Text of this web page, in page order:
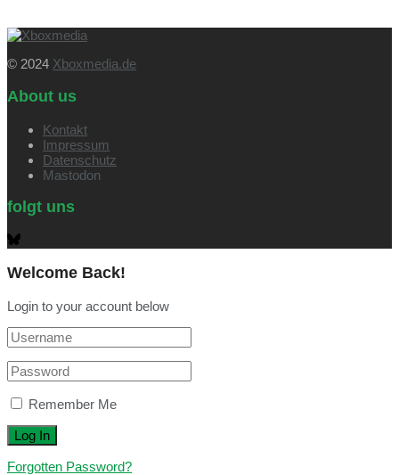
© 2024 Xboxmedia.de
About us
Kontakt
Impressum
Datenschutz
Mastodon
folgt uns
Welcome Back!
Login to your account below
Remember Me
Forgotten Password?